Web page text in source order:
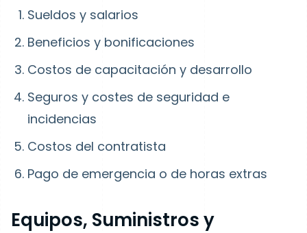
Sueldos y salarios
Beneficios y bonificaciones
Costos de capacitación y desarrollo
Seguros y costes de seguridad e
incidencias
Costos del contratista
Pago de emergencia o de horas extras
Equipos, Suministros y